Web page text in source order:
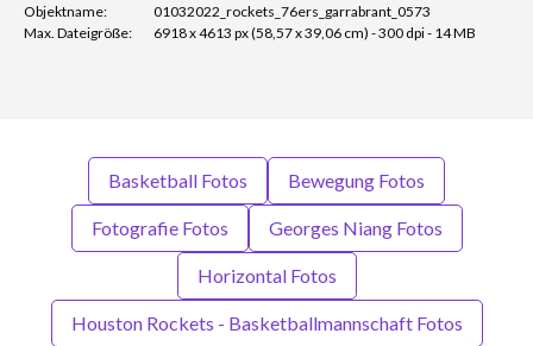
Objektname:
01032022_rockets_76ers_garrabrant_0573
Max. Dateigröße:
6918 x 4613 px (58,57 x 39,06 cm) - 300 dpi - 14 MB
Basketball Fotos Bewegung Fotos
Fotografie Fotos Georges Niang Fotos
Horizontal Fotos
Houston Rockets - Basketballmannschaft Fotos